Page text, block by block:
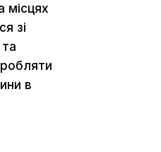
місцях
зі
в